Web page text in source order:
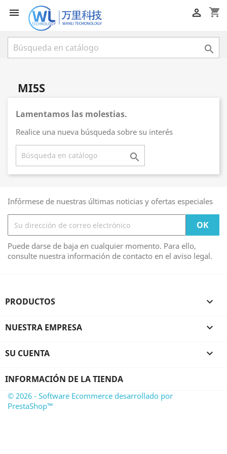
 shopping_cart


MI5S
Lamentamos las molestias.
Realice una nueva búsqueda sobre su interés

Infórmese de nuestras últimas noticias y ofertas especiales
Puede darse de baja en cualquier momento. Para ello,
consulte nuestra información de contacto en el aviso legal.
PRODUCTOS 
NUESTRA EMPRESA 
SU CUENTA 
INFORMACIÓN DE LA TIENDA
© 2026 - Software Ecommerce desarrollado por
PrestaShop™